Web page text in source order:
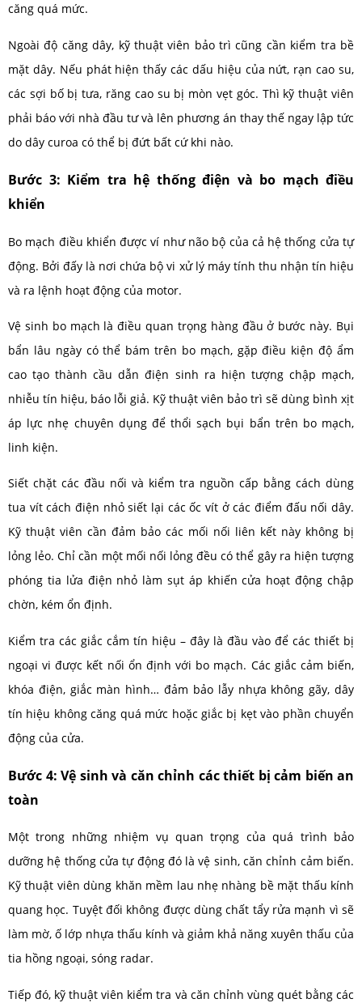
căng quá mức.
Ngoài độ căng dây, kỹ thuật viên bảo trì cũng cần kiểm tra bề
mặt dây. Nếu phát hiện thấy các dấu hiệu của nứt, rạn cao su,
các sợi bố bị tưa, răng cao su bị mòn vẹt góc. Thì kỹ thuật viên
phải báo với nhà đầu tư và lên phương án thay thế ngay lập tức
do dây curoa có thể bị đứt bất cứ khi nào.
Bước 3: Kiểm tra hệ thống điện và bo mạch điều
khiển
Bo mạch điều khiển được ví như não bộ của cả hệ thống cửa tự
động. Bởi đấy là nơi chứa bộ vi xử lý máy tính thu nhận tín hiệu
và ra lệnh hoạt động của motor.
Vệ sinh bo mạch là điều quan trọng hàng đầu ở bước này. Bụi
bẩn lâu ngày có thể bám trên bo mạch, gặp điều kiện độ ẩm
cao tạo thành cầu dẫn điện sinh ra hiện tượng chập mạch,
nhiễu tín hiệu, báo lỗi giả. Kỹ thuật viên bảo trì sẽ dùng bình xịt
áp lực nhẹ chuyên dụng để thổi sạch bụi bẩn trên bo mạch,
linh kiện.
Siết chặt các đầu nối và kiểm tra nguồn cấp bằng cách dùng
tua vít cách điện nhỏ siết lại các ốc vít ở các điểm đấu nối dây.
Kỹ thuật viên cần đảm bảo các mối nối liên kết này không bị
lỏng lẻo. Chỉ cần một mối nối lỏng đều có thể gây ra hiện tượng
phóng tia lửa điện nhỏ làm sụt áp khiến cửa hoạt động chập
chờn, kém ổn định.
Kiểm tra các giắc cắm tín hiệu – đây là đầu vào để các thiết bị
ngoại vi được kết nối ổn định với bo mạch. Các giắc cảm biến,
khóa điện, giắc màn hình… đảm bảo lẫy nhựa không gãy, dây
tín hiệu không căng quá mức hoặc giắc bị kẹt vào phần chuyển
động của cửa.
Bước 4: Vệ sinh và căn chỉnh các thiết bị cảm biến an
toàn
Một trong những nhiệm vụ quan trọng của quá trình bảo
dưỡng hệ thống cửa tự động đó là vệ sinh, căn chỉnh cảm biến.
Kỹ thuật viên dùng khăn mềm lau nhẹ nhàng bề mặt thấu kính
quang học. Tuyệt đối không được dùng chất tẩy rửa mạnh vì sẽ
làm mờ, ố lớp nhựa thấu kính và giảm khả năng xuyên thấu của
tia hồng ngoại, sóng radar.
Tiếp đó, kỹ thuật viên kiểm tra và căn chỉnh vùng quét bằng các